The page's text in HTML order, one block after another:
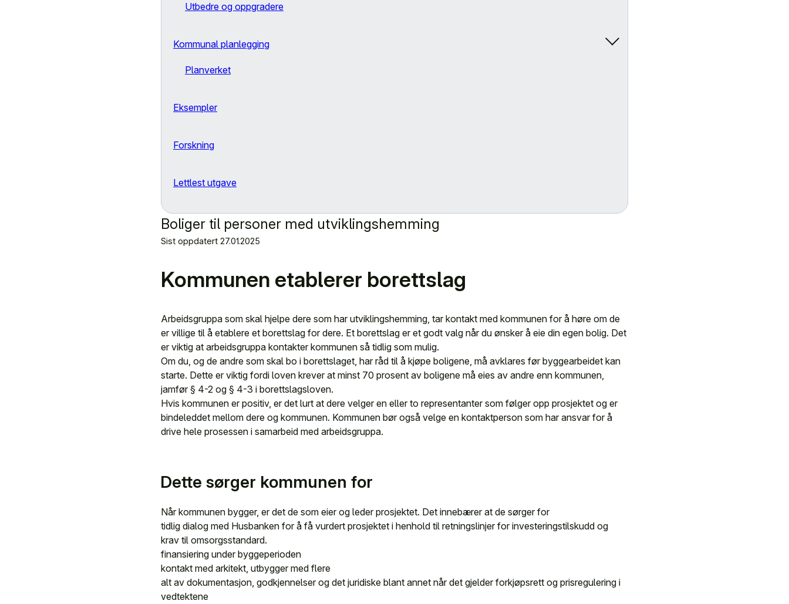
Utbedre og oppgradere
Kommunal planlegging
Planverket
Eksempler
Forskning
Lettlest utgave
Boliger til personer med utviklingshemming
Sist oppdatert 27.01.2025
Kommunen etablerer borettslag
Arbeidsgruppa som skal hjelpe dere som har utviklingshemming, tar kontakt med kommunen for å høre om de
er villige til å etablere et borettslag for dere. Et borettslag er et godt valg når du ønsker å eie din egen bolig. Det
er viktig at arbeidsgruppa kontakter kommunen så tidlig som mulig.
Om du, og de andre som skal bo i borettslaget, har råd til å kjøpe boligene, må avklares før byggearbeidet kan
starte. Dette er viktig fordi loven krever at minst 70 prosent av boligene må eies av andre enn kommunen,
jamfør § 4-2 og § 4-3 i borettslagsloven.
Hvis kommunen er positiv, er det lurt at dere velger en eller to representanter som følger opp prosjektet og er
bindeleddet mellom dere og kommunen. Kommunen bør også velge en kontaktperson som har ansvar for å
drive hele prosessen i samarbeid med arbeidsgruppa.
Dette sørger kommunen for
Når kommunen bygger, er det de som eier og leder prosjektet. Det innebærer at de sørger for
tidlig dialog med Husbanken for å få vurdert prosjektet i henhold til retningslinjer for investeringstilskudd og
krav til omsorgsstandard.
finansiering under byggeperioden
kontakt med arkitekt, utbygger med flere
alt av dokumentasjon, godkjennelser og det juridiske blant annet når det gjelder forkjøpsrett og prisregulering i
vedtektene